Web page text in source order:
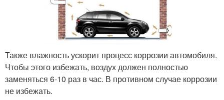
Также влажность ускорит процесс коррозии автомобиля.
Чтобы этого избежать, воздух должен полностью
заменяться 6-10 раз в час. В противном случае коррозии
не избежать.